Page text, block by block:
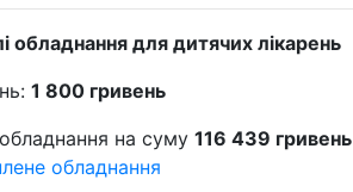
обладнання для дитячих лікарень
1 800 гривень
на суму 116 439 гривень
обладнання